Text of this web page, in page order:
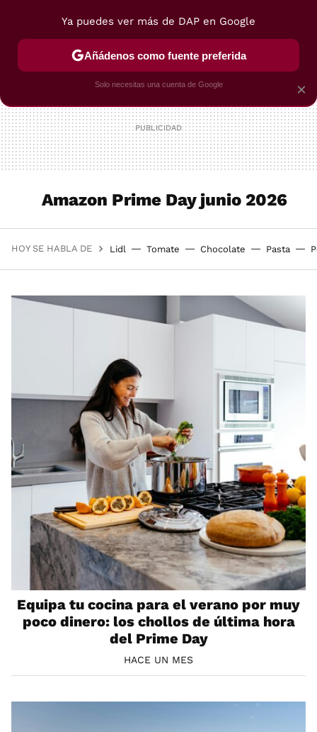
POSTRES VIAJES SELECCIÓN VEGUI
Amazon Prime Day junio 2026
HOY SE HABLA DE Lidl Tomate Chocolate Pasta
Equipa tu cocina para el verano por muy
poco dinero: los chollos de última hora
del Prime Day
HACE UN MES
×
Ya puedes ver más de DAP en Google
Añádenos como fuente preferida
Solo necesitas una cuenta de Google